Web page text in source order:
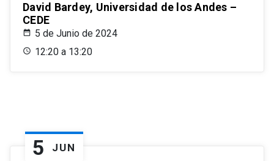
David Bardey, Universidad de los Andes –
CEDE
5 de Junio de 2024
12:20 a 13:20
5 JUN